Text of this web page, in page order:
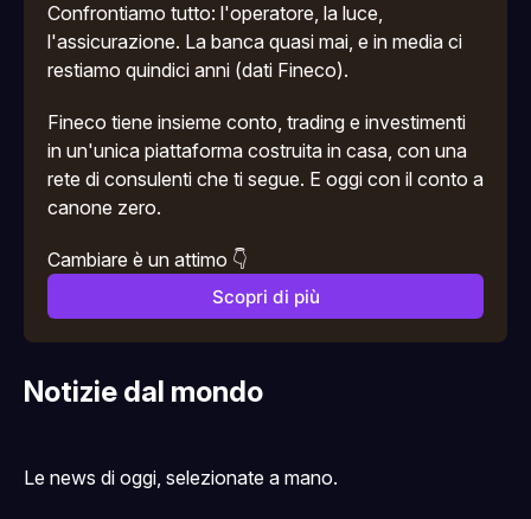
Confrontiamo tutto: l'operatore, la luce,
l'assicurazione. La banca quasi mai, e in media ci
restiamo quindici anni (dati Fineco).
Fineco tiene insieme conto, trading e investimenti
in un'unica piattaforma costruita in casa, con una
rete di consulenti che ti segue. E oggi con il conto a
canone zero.
Cambiare è un attimo 👇
Scopri di più
Notizie dal mondo
Le news di oggi, selezionate a mano.